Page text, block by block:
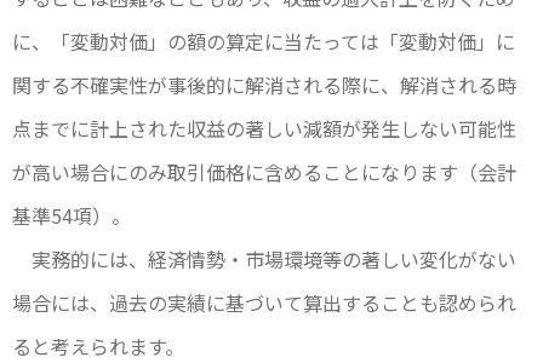
に、「変動対価」の額の算定に当たっては「変動対価」に
関する不確実性が事後的に解消される際に、解消される時
点までに計上された収益の著しい減額が発生しない可能性
が高い場合にのみ取引価格に含めることになります（会計
基準54項）。
実務的には、経済情勢・市場環境等の著しい変化がない
場合には、過去の実績に基づいて算出することも認められ
ると考えられます。